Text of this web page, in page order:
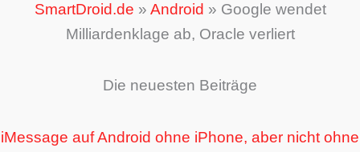
SmartDroid.de » Android » Google wendet
Milliardenklage ab, Oracle verliert
Die neuesten Beiträge
iMessage auf Android ohne iPhone, aber nicht ohne